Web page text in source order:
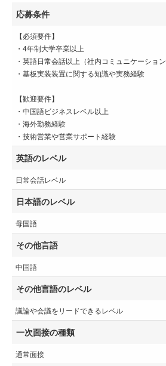
応募条件
【必須要件】
・4年制大学卒業以上
・英語日常会話以上（社内コミュニケーション
・基板実装装置に関する知識や実務経験
【歓迎要件】
・中国語ビジネスレベル以上
・海外勤務経験
・技術営業や営業サポート経験
英語のレベル
日常会話レベル
日本語のレベル
母国語
その他言語
中国語
その他言語のレベル
議論や会議をリードできるレベル
一次面接の種類
通常面接